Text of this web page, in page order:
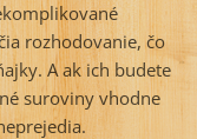
rozhodovanie, čo
A ak ich budete
suroviny vhodne